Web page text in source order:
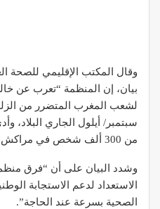
وقال المكتب الإقليمي للصحة
بيان، إن المنظمة “تعرب عن
سبتمبر/ أيلول الجاري البلاد،
من 300 ألف شخص في مراكش والمناطق المحيطة بها”.
وشدد البيان على أن “فرق
الاستعداد لدعم الاستجابة
الصحية بسرعة عند الحاجة”.